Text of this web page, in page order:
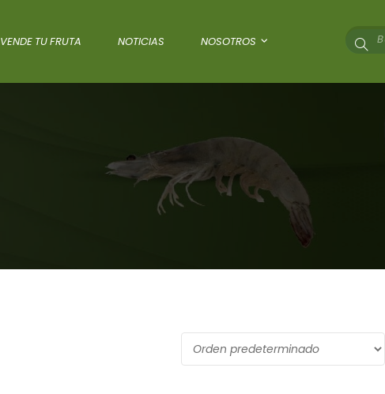
VENDE TU FRUTA NOTICIAS NOSOTROS